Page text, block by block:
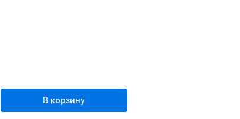
В корзину